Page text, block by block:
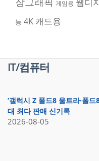
게임용
능 4K 캐드용
IT/컴퓨터
‘갤럭시 Z 폴드8 울트라·폴
대 최다 판매 신기록
2026-08-05